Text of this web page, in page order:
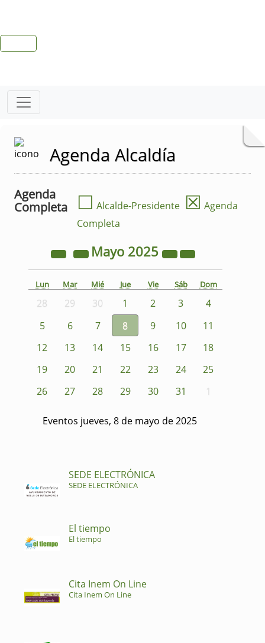
Agenda Alcaldía
Agenda
Completa
☐ Alcalde-Presidente ☒ Agenda
Completa
Mayo 2025
Lun Mar Mié Jue Vie Sáb Dom
28 29 30 1 2 3
4
5
6 7 8 9 10
11
12
13 14 15 16 17
18
19
20 21 22 23 24
25
26
27 28 29 30 31 1
Eventos jueves, 8 de mayo de 2025
SEDE ELECTRÓNICA
SEDE ELECTRÓNICA
El tiempo
El tiempo
Cita Inem On Line
Cita Inem On Line